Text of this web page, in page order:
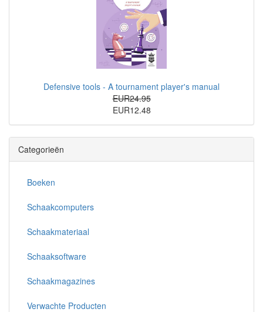
Defensive tools - A tournament player's manual
EUR24.95
EUR12.48
Categorieën
Boeken
Schaakcomputers
Schaakmateriaal
Schaaksoftware
Schaakmagazines
Verwachte Producten